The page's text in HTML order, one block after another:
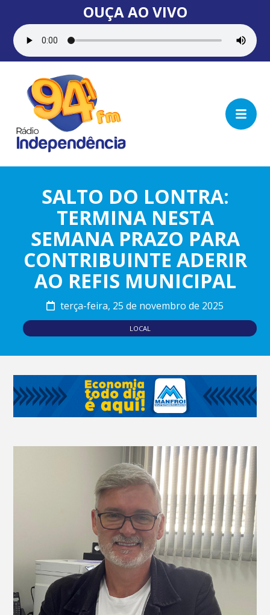
OUÇA AO VIVO
SALTO DO LONTRA:
TERMINA NESTA
SEMANA PRAZO PARA
CONTRIBUINTE ADERIR
AO REFIS MUNICIPAL
terça-feira, 25 de novembro de 2025
LOCAL